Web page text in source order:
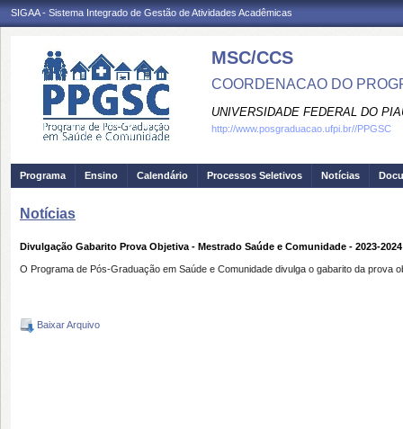
SIGAA - Sistema Integrado de Gestão de Atividades Acadêmicas
MSC/CCS
COORDENACAO DO
UNIVERSIDADE FEDERAL DO
http://www.posgraduacao.ufpi.br//PPGSC
Programa Ensino Calendário Processos Seletivos Notícias
Notícias
Divulgação Gabarito Prova Objetiva - Mestrado Saúde e Comunidade - 2023-
O Programa de Pós-Graduação em Saúde e Comunidade divulga o gabarito da prova
Baixar Arquivo